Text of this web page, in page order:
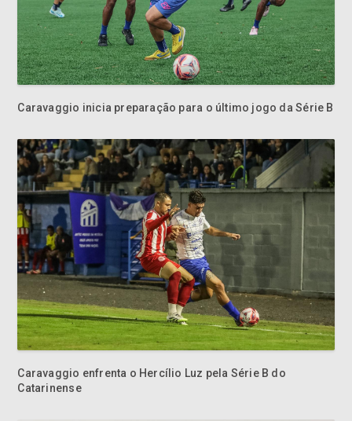
Caravaggio inicia preparação para o último jogo da Série B
Caravaggio enfrenta o Hercílio Luz pela Série B do
Catarinense